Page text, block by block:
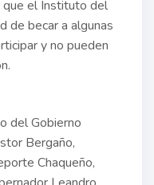
que el Instituto del
de becar a algunas
y no pueden
del Gobierno
Bergaño,
Chaqueño,